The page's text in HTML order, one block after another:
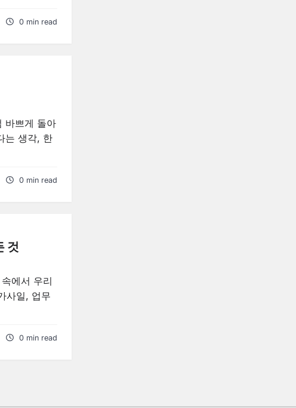
0 min read
바쁘게 돌아
는 생각, 한
0 min read
것
에서 우리
사일, 업무
0 min read